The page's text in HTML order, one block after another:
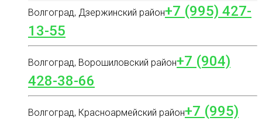
Волгоград, Дзержинский район+7 (995) 427-
13-55
Волгоград, Ворошиловский район+7 (904)
428-38-66
Волгоград, Красноармейский район+7 (995)